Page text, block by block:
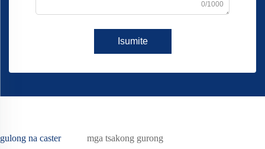
0/1000
Isumite
gulong na caster mga tsakong gurong